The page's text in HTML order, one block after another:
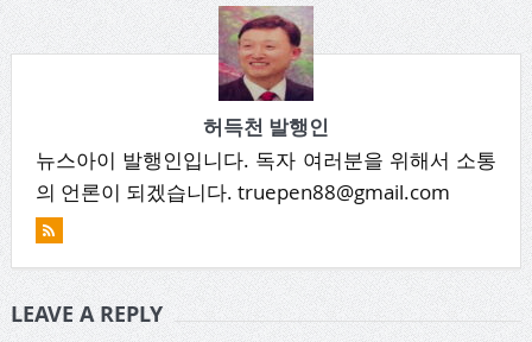
허득천 발행인
뉴스아이 발행인입니다. 독자 여러분을 위해서 소통
의 언론이 되겠습니다. truepen88@gmail.com
LEAVE A REPLY